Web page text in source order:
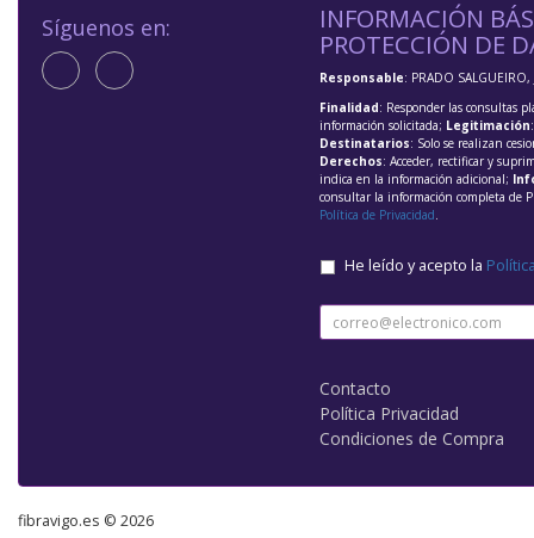
Síguenos en: INFORMACIÓN
PROTECCIÓN DE
Responsable: PRADO SALGUEIRO,
Finalidad: Responder las consultas
información solicitada; Legitimación
Destinatarios: Solo se realizan
Derechos: Acceder, rectificar y
indica en la información adicional;
consultar la información completa de
Política de Privacidad.
He leído y acepto la
Contacto
Política Privacidad
Condiciones de Compra
fibravigo.es © 2026